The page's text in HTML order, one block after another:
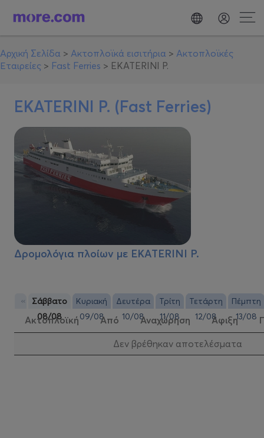
Αρχική Σελίδα > Ακτοπλοϊκά εισιτήρια > Ακτοπλοϊκές
Εταιρείες > Fast Ferries > EKATERINI P.
EKATERINI P. (Fast Ferries)
Δρομολόγια πλοίων με EKATERINI P.
«
Σάββατο
08/08
Κυριακή
09/08
Δευτέρα
10/08
Τρίτη
11/08
Τετάρτη
12/08
Πέμπτη
13/08
Ακτοπλοϊκή Από Αναχώρηση Αφιξη
Δεν βρέθηκαν αποτελέσματα